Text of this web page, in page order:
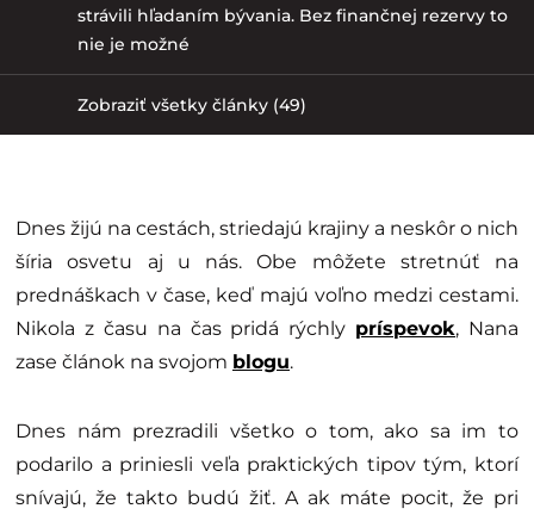
strávili hľadaním bývania. Bez finančnej rezervy to
nie je možné
Zobraziť všetky články (49)
Dnes žijú na cestách, striedajú krajiny a neskôr o nich
šíria osvetu aj u nás. Obe môžete stretnúť na
prednáškach v čase, keď majú voľno medzi cestami.
Nikola z času na čas pridá rýchly príspevok, Nana
zase článok na svojom blogu.
Dnes nám prezradili všetko o tom, ako sa im to
podarilo a priniesli veľa praktických tipov tým, ktorí
snívajú, že takto budú žiť. A ak máte pocit, že pri